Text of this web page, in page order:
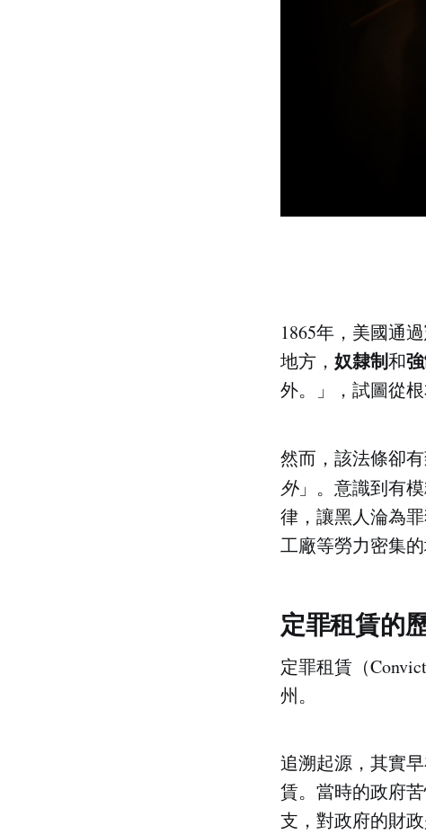
1865年，美國通
地方， 奴隸制和
外。」，試圖從
然而，該法條卻
外」。意識到有
律，讓黑人淪為
工廠等勞力密集
定罪租賃的
定罪租賃（
州。
追溯起源，其實
賃。當時的政府
支，對政府的財